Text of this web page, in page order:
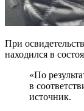
При
находился в
«По
в
источник.